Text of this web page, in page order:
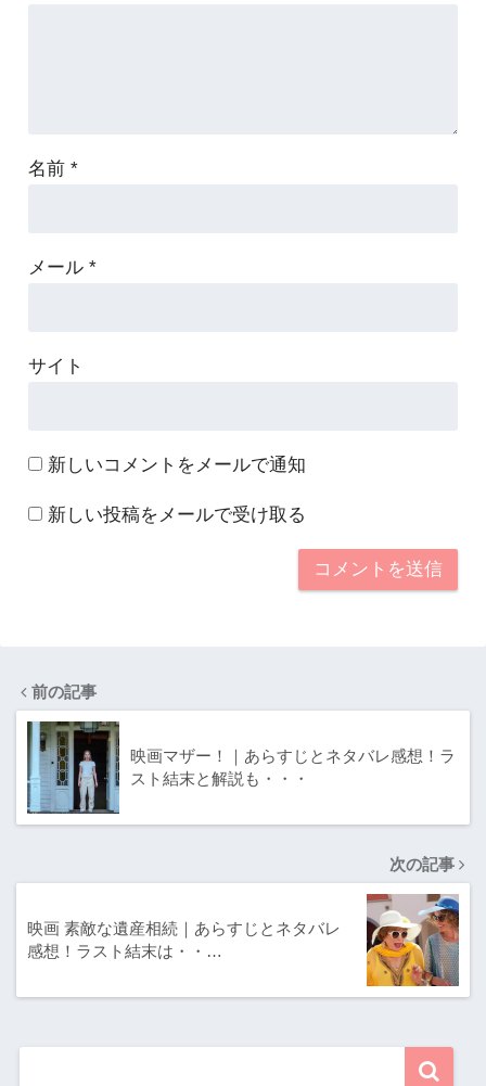
名前 *
メール *
サイト
新しいコメントをメールで通知
新しい投稿をメールで受け取る
前の記事
映画マザー！｜あらすじとネタバレ感想！ラ
スト結末と解説も・・・
次の記事
映画 素敵な遺産相続｜あらすじとネタバレ
感想！ラスト結末は・・…